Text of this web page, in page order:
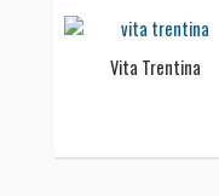
Vita Trentina